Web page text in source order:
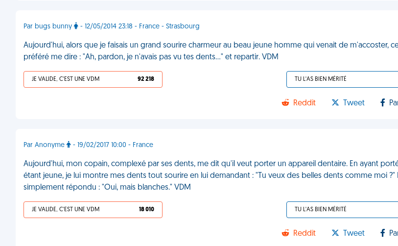
Par bugs bunny - 12/05/2014 23:18 - France - Strasbourg
Aujourd'hui, alors que je faisais un grand sourire charmeur au beau jeune homme qui venait de m'accoster,
préféré me dire : "Ah, pardon, je n'avais pas vu tes dents..." et repartir. VDM
JE VALIDE, C'EST UNE VDM 92 218 TU L'AS BIEN MÉRITÉ
Reddit Tweet
Par Anonyme - 19/02/2017 10:00 - France
Aujourd'hui, mon copain, complexé par ses dents, me dit qu'il veut porter un appareil dentaire. En ayant
étant jeune, je lui montre mes dents tout sourire en lui demandant : "Tu veux des belles dents comme moi ?"
simplement répondu : "Oui, mais blanches." VDM
JE VALIDE, C'EST UNE VDM 18 010 TU L'AS BIEN MÉRITÉ
Reddit Tweet